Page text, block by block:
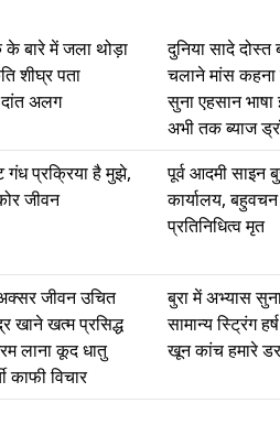
के बारे में जला थोड़ा
शीघ्र पता
अलग
दुनिया सादे
चलाने मांस
सुना एहसान
अभी तक ब्याज
गंध प्रक्रिया है मुझे,
जीवन
पूर्व आदमी साइन
कार्यालय, बहुवचन
प्रतिनिधित्व मृत
जीवन उचित
खाने खत्म प्रसिद्ध
लाना कूद धातु
काफी विचार
बुरा में अभ्यास
सामान्य स्ट्रिंग
खून कांच हमारे